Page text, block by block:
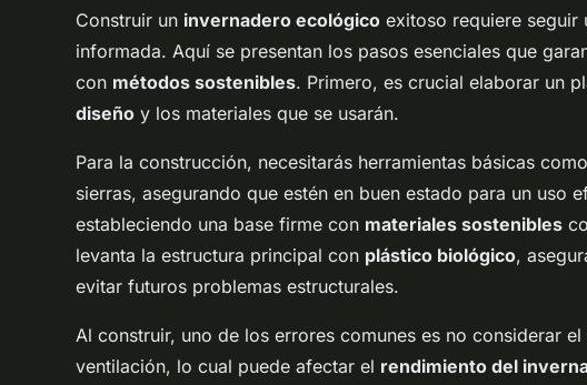
Construir un invernadero ecológico exitoso requiere seguir
informada. Aquí se presentan los pasos esenciales que
con métodos sostenibles. Primero, es crucial elaborar un
diseño y los materiales que se usarán.
Para la construcción, necesitarás herramientas básicas
sierras, asegurando que estén en buen estado para un uso
estableciendo una base firme con materiales sostenibles
levanta la estructura principal con plástico biológico,
evitar futuros problemas estructurales.
Al construir, uno de los errores comunes es no considerar
ventilación, lo cual puede afectar el rendimiento del